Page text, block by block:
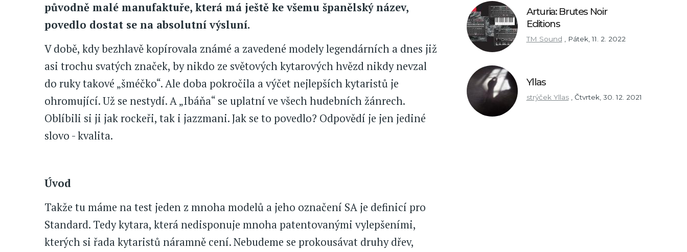
původně malé manufaktuře, která má ještě ke všemu španělský název,
povedlo dostat se na absolutní výsluní.
V době, kdy bezhlavě kopírovala známé a zavedené modely legendárních a dnes již
asi trochu svatých značek, by nikdo ze světových kytarových hvězd nikdy nevzal
do ruky takové „šméčko“. Ale doba pokročila a výčet nejlepších kytaristů je
ohromující. Už se nestydí. A „Ibáňa“ se uplatní ve všech hudebních žánrech.
Oblíbili si ji jak rockeři, tak i jazzmani. Jak se to povedlo? Odpovědí je jen jediné
slovo - kvalita.
Úvod
Takže tu máme na test jeden z mnoha modelů a jeho označení SA je definicí pro
Standard. Tedy kytara, která nedisponuje mnoha patentovanými vylepšeními,
kterých si řada kytaristů náramně cení. Nebudeme se prokousávat druhy dřev,
Arturia: Brutes Noir
Editions
TM Sound , Pátek, 11. 2. 2022
Yllas
strýček Yllas Čtvrtek, 30. 12. 2021